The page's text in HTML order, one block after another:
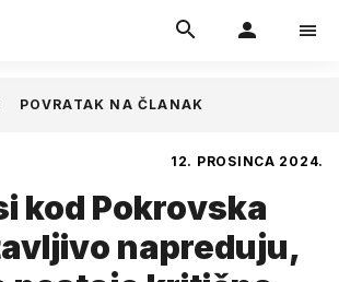
12. PROSINCA 2024.
kod Pokrovska
napreduju,
POVRATAK NA ČLANAK